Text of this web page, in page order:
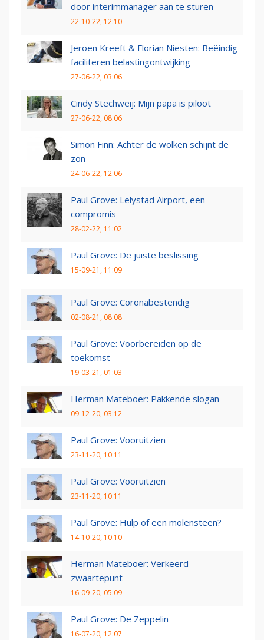
door interimmanager aan te sturen
22-10-22, 12:10
Jeroen Kreeft & Florian Niesten: Beëindig
faciliteren belastingontwijking
27-06-22, 03:06
Cindy Stechweij: Mijn papa is piloot
27-06-22, 08:06
Simon Finn: Achter de wolken schijnt de
zon
24-06-22, 12:06
Paul Grove: Lelystad Airport, een
compromis
28-02-22, 11:02
Paul Grove: De juiste beslissing
15-09-21, 11:09
Paul Grove: Coronabestendig
02-08-21, 08:08
Paul Grove: Voorbereiden op de
toekomst
19-03-21, 01:03
Herman Mateboer: Pakkende slogan
09-12-20, 03:12
Paul Grove: Vooruitzien
23-11-20, 10:11
Paul Grove: Vooruitzien
23-11-20, 10:11
Paul Grove: Hulp of een molensteen?
14-10-20, 10:10
Herman Mateboer: Verkeerd
zwaartepunt
16-09-20, 05:09
Paul Grove: De Zeppelin
16-07-20, 12:07